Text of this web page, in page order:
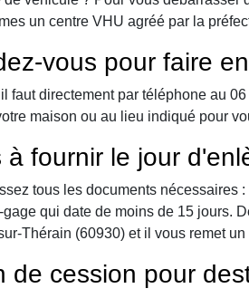
un centre VHU agréé par la
vous pour faire
faut directement par téléphone au
maison ou au lieu indiqué pour
fournir le jour
tous les documents
qui date de moins de 15 jours.
Thérain (60930) et il vous remet
de cession pour